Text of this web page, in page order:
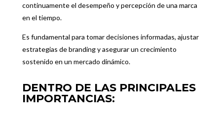
continuamente el desempeño y percepción de una marca
en el tiempo.
Es fundamental para tomar decisiones informadas, ajustar
estrategias de branding y asegurar un crecimiento
sostenido en un mercado dinámico.
DENTRO DE LAS PRINCIPALES
IMPORTANCIAS: